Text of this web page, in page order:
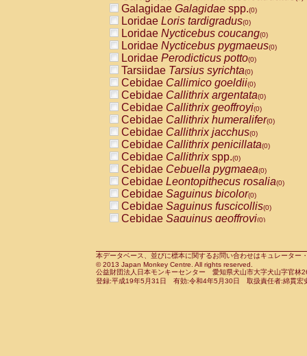
AtelidaeAtelesspp.(0)
Atelidae Lagothrix lagothricha
AtelidaeLagothrix lagothricha cana
PitheciidaeCacajao calvus
PitheciidaeCallicebus cupreus
PitheciidaeCallicebus donacophilus
PitheciidaeCallicebus moloch
PitheciidaeCallicebus torquatus
PitheciidaeCallicebusspp.(0)
PitheciidaeChiropotes satanas(0)
PitheciidaePithecia monachus
PitheciidaePithecia pithecia(0)
CercopithecidaeCercocebus agilis
CercopithecidaeCercocebus
CercopithecidaeCercocebus
CercopithecidaeCercocebus
CercopithecidaeCercocebus
CercopithecidaeCercocebushybrid
CercopithecidaePapio anubis(0)
CercopithecidaePapio cynocephalus
CercopithecidaePapio hamadryas(0)
Galagidae Galagidae spp.(0)
Loridae Loris tardigradus(0)
Loridae Nycticebus coucang(0)
Loridae Nycticebus pygmaeus(0)
Loridae Perodicticus potto(0)
Tarsiidae Tarsius syrichta(0)
Cebidae Callimico goeldii(0)
Cebidae Callithrix argentata(0)
Cebidae Callithrix geoffroyi(0)
Cebidae Callithrix humeralifer(0)
Cebidae Callithrix jacchus(0)
Cebidae Callithrix penicillata(0)
Cebidae Callithrixspp.(0)
Cebidae Cebuella pygmaea(0)
Cebidae Leontopithecus rosalia(0)
Cebidae Saguinus bicolor(0)
Cebidae Saguinus fuscicollis(0)
Cebidae Saguinus geoffroyi(0)
CebidaeSaguinus leucopus(0)
CebidaeSaguinus midas(0)
Cebidae Saguinus mystax(0)
本データベース、並びに標本に関するお問い合わせはキュレータ
© 2013 Japan Monkey Centre. All rights reserved.
公益財団法人日本モンキーセンター 愛知県犬山市大字犬山字官
登録:平成19年5月31日 有効:令和4年5月30日 取扱責任者:綿貫宏